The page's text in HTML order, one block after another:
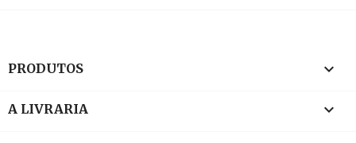
PRODUTOS 
A LIVRARIA 